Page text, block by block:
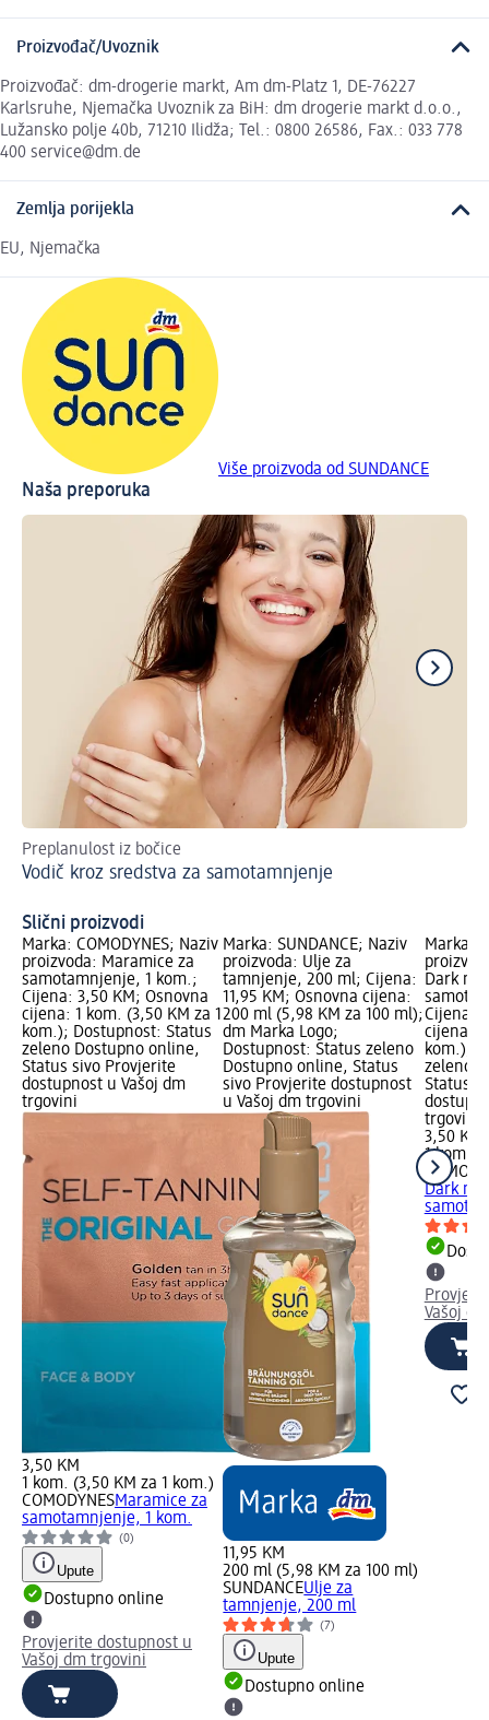
Proizvođač/Uvoznik
Proizvođač: dm-drogerie markt, Am dm-Platz 1, DE-76227
Karlsruhe, Njemačka Uvoznik za BiH: dm drogerie markt d.o.o.,
Lužansko polje 40b, 71210 Ilidža; Tel.: 0800 26586, Fax.: 033 778
400 service@dm.de
Zemlja porijekla
EU, Njemačka
Više proizvoda od SUNDANCE
Naša preporuka
Preplanulost iz bočice
Vodič kroz sredstva za samotamnjenje
Slični proizvodi
Marka: COMODYNES; Naziv
proizvoda: Maramice za
samotamnjenje, 1 kom.;
Cijena: 3,50 KM; Osnovna
cijena: 1 kom. (3,50 KM za 1
kom.); Dostupnost: Status
zeleno Dostupno online,
Status sivo Provjerite
dostupnost u Vašoj dm
trgovini
3,50 KM
1 kom. (3,50 KM za 1 kom.)
COMODYNESMaramice za
samotamnjenje, 1 kom.
(0)
Upute
Dostupno online
Provjerite dostupnost u
Vašoj dm trgovini
Marka: SUNDANCE; Naziv
proizvoda: Ulje za
tamnjenje, 200 ml; Cijena:
11,95 KM; Osnovna cijena:
200 ml (5,98 KM za 100 ml);
dm Marka Logo;
Dostupnost: Status zeleno
Dostupno online, Status
sivo Provjerite dostupnost
u Vašoj dm trgovini
11,95 KM
200 ml (5,98 KM za 100 ml)
SUNDANCEUlje za
tamnjenje, 200 ml
(7)
Upute
Dostupno online
Marka:
Dark
Cijena:
cijena: 1
kom.);
zeleno
Status
trgovini
3,50 KM
1 kom.
Dark
Vašoj